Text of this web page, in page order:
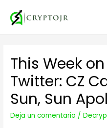
This Week
Twitter: CZ
Sun, Sun
Deja un comentario /